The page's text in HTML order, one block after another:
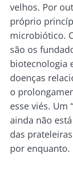
velhos. Por
próprio
microbiótico.
são os
biotecnologia
doenças
o
esse viés. Um
ainda não
das
por enquanto.
Junte-se à
receba "The
Junte-se à
receba "The
se manter
sobre a
Gostaria